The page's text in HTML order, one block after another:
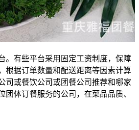
。有些平台采用固定工资制度，保障
根据订单数量和配送距离等因素计算
司或餐饮公司或团餐公司推荐和哪家
体订餐服务的公司，在菜品品质、